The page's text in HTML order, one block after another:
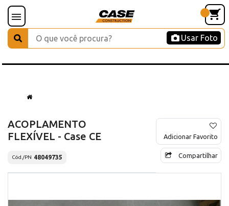
Usar Foto
ACOPLAMENTO
FLEXÍVEL - Case CE
Cód./PN 48049735
Adicionar Favorito
Compartilhar